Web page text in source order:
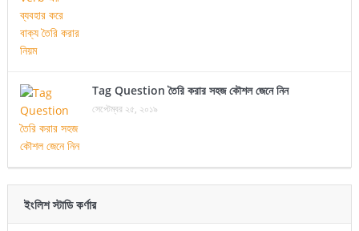
Tag Question তৈরি করার সহজ কৌশল জেনে নিন
সেপ্টেম্বর ২৫, ২০১৯
ইংলিশ স্টাডি কর্ণার